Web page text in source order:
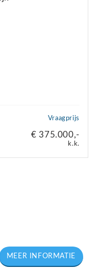
Vraagprijs
€ 375.000,-
k.k.